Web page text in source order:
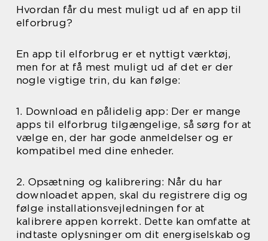
Hvordan får du mest muligt ud af en app til
elforbrug?
En app til elforbrug er et nyttigt værktøj,
men for at få mest muligt ud af det er der
nogle vigtige trin, du kan følge:
1. Download en pålidelig app: Der er mange
apps til elforbrug tilgængelige, så sørg for at
vælge en, der har gode anmeldelser og er
kompatibel med dine enheder.
2. Opsætning og kalibrering: Når du har
downloadet appen, skal du registrere dig og
følge installationsvejledningen for at
kalibrere appen korrekt. Dette kan omfatte at
indtaste oplysninger om dit energiselskab og